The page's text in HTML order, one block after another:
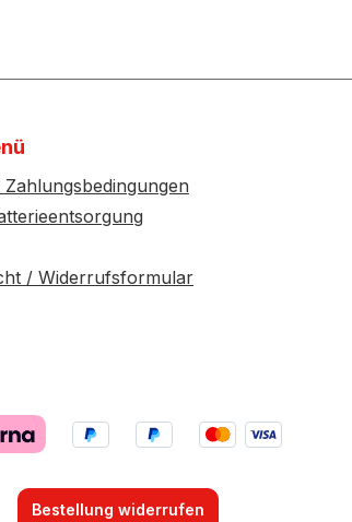
/ Widerrufsformular
Bestellung widerrufen